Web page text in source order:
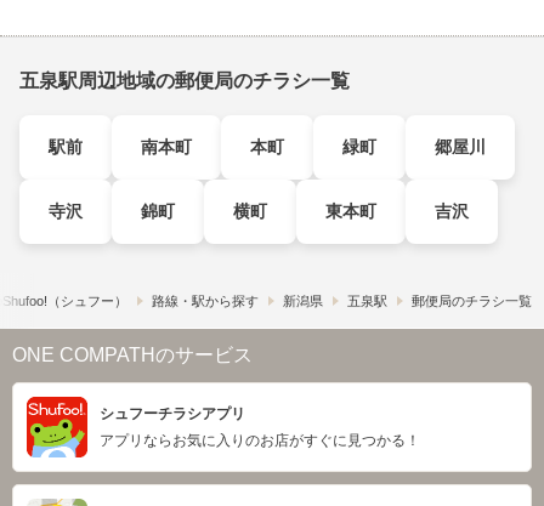
五泉駅周辺地域の郵便局のチラシ一覧
駅前 南本町 本町 緑町 郷屋川
寺沢 錦町 横町 東本町 吉沢
（シュフー） 路線・駅から探す 新潟県 五泉駅 郵便局のチラシ一覧
ONE COMPATHのサービス
シュフーチラシアプリ
アプリならお気に入りのお店がすぐに見つかる！